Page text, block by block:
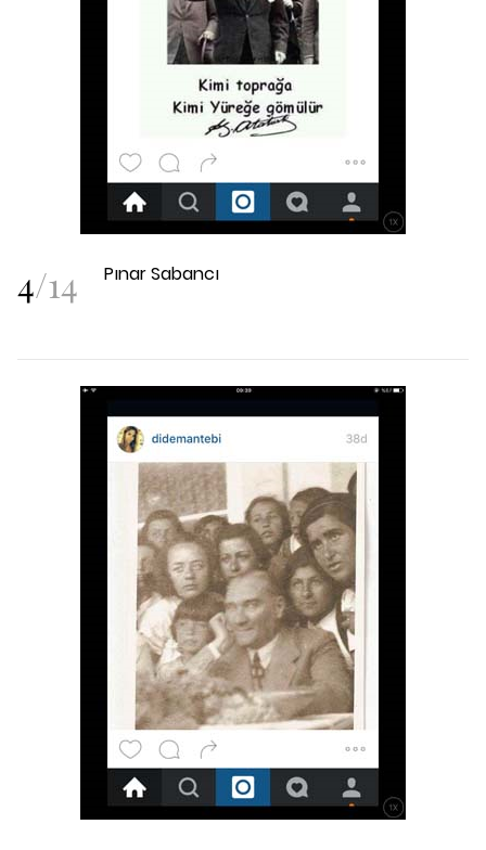
4/14 Pınar Sabancı